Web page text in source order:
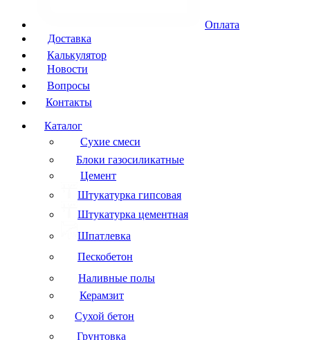
Оплата
Доставка
Калькулятор
Новости
Вопросы
Контакты
Каталог
Сухие смеси
Блоки газосиликатные
Цемент
Штукатурка гипсовая
Штукатурка цементная
Шпатлевка
Пескобетон
Наливные полы
Керамзит
Сухой бетон
Грунтовка